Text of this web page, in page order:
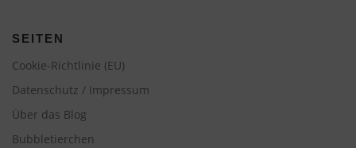
SEITEN
Cookie-Richtlinie (EU)
Datenschutz / Impressum
Über das Blog
Bubbletierchen